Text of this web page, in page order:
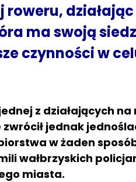
roweru,
ma swoją
czynności w
z działających na
jednak
w żaden
wałbrzyskich
miasta.